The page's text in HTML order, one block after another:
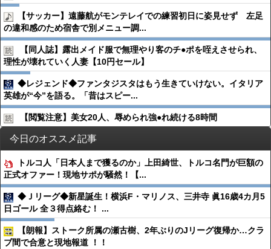
【サッカー】遠藤航がモンテレイでの練習初日に姿見せず 左足
の違和感のため宿舎で別メニュー調...
【同人誌】露出メイド服で無理やり客のチ●︎ポを咥えさせられ、
理性が壊れていく人妻【10円セール】
◆レジェンド◆ファンタジスタはもう生きていけない。イタリア
英雄が“今”を語る。「昔はスピー...
【閲覧注意】美女20人、辱められ強●︎れ続ける8時間
今日のオススメ記事
トルコ人「日本人まで獲るのか」上田綺世、トルコ名門が巨額の
正式オファー！現地サポが騒然！【...
◆Ｊリーグ◆新星誕生！横浜F・マリノス、三井寺 眞16歳4カ月5
日ゴール 全３得点絡む！ ...
【朗報】ストーク所属の瀬古樹、2年ぶりのJリーグ復帰か…クラ
ブ間で合意と現地報道 ！！